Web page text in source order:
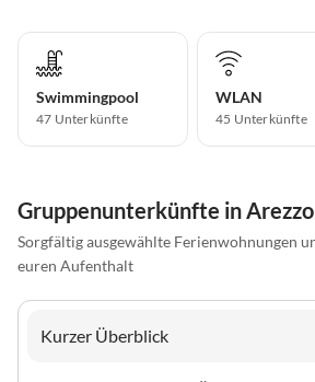
Swimmingpool
47 Unterkünfte
WLAN
45 Unterkünfte
Gruppenunterkünfte in Arezzo
Sorgfältig ausgewählte Ferienwohnungen
euren Aufenthalt
Kurzer Überblick